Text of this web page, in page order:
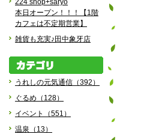
224 shop+saryo
本日オープン！！！【1階
カフェは不定期営業】
雑貨も充実♪田中象牙店
うれしの元気通信（392）
ぐるめ（128）
イベント（551）
温泉（13）